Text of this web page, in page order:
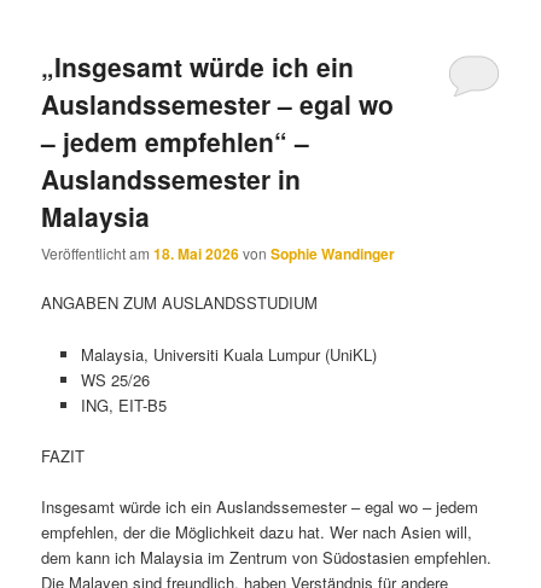
„Insgesamt würde ich ein
Auslandssemester – egal wo
– jedem empfehlen“ –
Auslandssemester in
Malaysia
Veröffentlicht am18. Mai 2026vonSophie Wandinger
ANGABEN ZUM AUSLANDSSTUDIUM
Malaysia, Universiti Kuala Lumpur (UniKL)
WS 25/26
ING, EIT-B5
FAZIT
Insgesamt würde ich ein Auslandssemester – egal wo – jedem
empfehlen, der die Möglichkeit dazu hat. Wer nach Asien will,
dem kann ich Malaysia im Zentrum von Südostasien empfehlen.
Die Malayen sind freundlich, haben Verständnis für andere